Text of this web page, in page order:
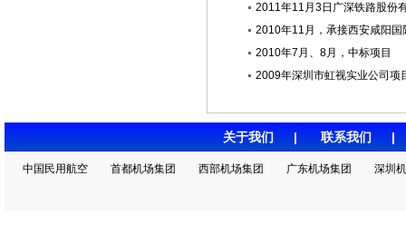
2011年11月3日广深铁路股份
2010年11月，承接西安咸阳国
2010年7月、8月，中标项目
2009年深圳市虹视实业公司项
关于我们 | 联系我们
中国民用航空 首都机场集团 西部机场集团 广东机场集团 深圳